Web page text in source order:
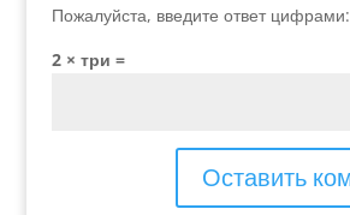
Пожалуйста, введите ответ цифрами:
2 × три =